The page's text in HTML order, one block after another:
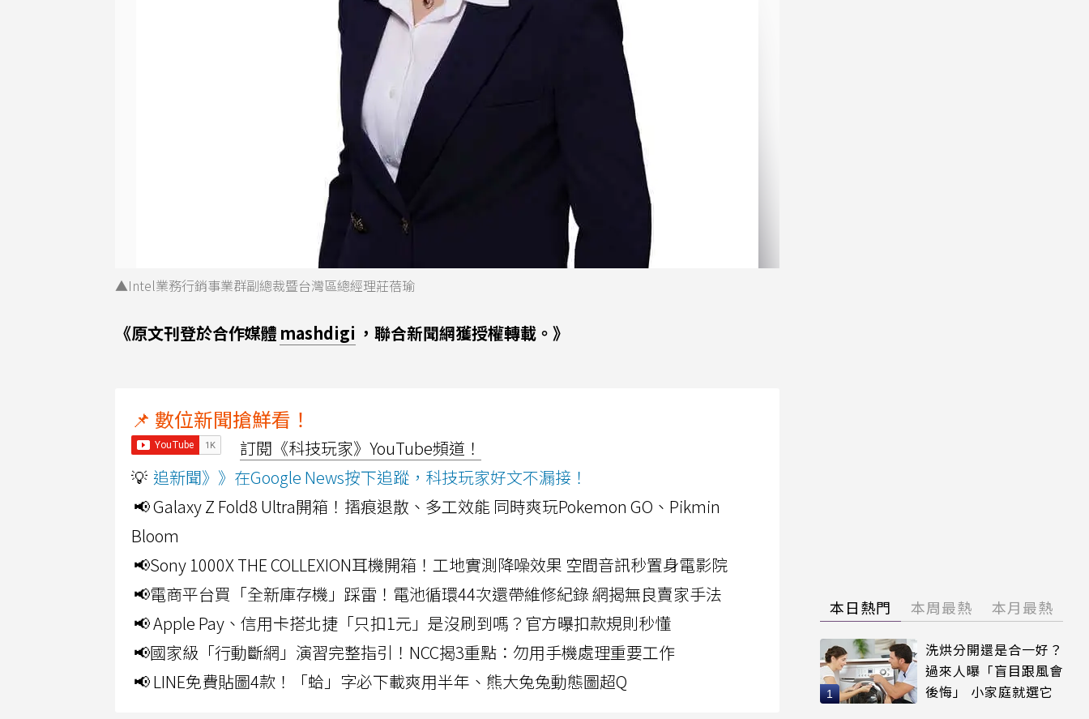
▲Intel業務行銷事業群副總裁暨台灣區總經理莊蓓瑜
《原文刊登於合作媒體 mashdigi ，聯合新聞網獲授權轉載。》
📌 數位新聞搶鮮看！
訂閱《科技玩家》YouTube頻道！
💡 追新聞》》在Google News按下追蹤，科技玩家好文不漏接！
📢 Galaxy Z Fold8 Ultra開箱！摺痕退散、多工效能 同時爽玩Pokemon GO、Pikmin
Bloom
📢Sony 1000X THE COLLEXION耳機開箱！工地實測降噪效果 空間音訊秒置身電影院
📢電商平台買「全新庫存機」踩雷！電池循環44次還帶維修紀錄 網揭無良賣家手法
📢 Apple Pay、信用卡搭北捷「只扣1元」是沒刷到嗎？官方曝扣款規則秒懂
📢國家級「行動斷網」演習完整指引！NCC揭3重點：勿用手機處理重要工作
📢 LINE免費貼圖4款！「蛤」字必下載爽用半年、熊大兔兔動態圖超Q
本日熱門 本周最熱 本月最熱
洗烘分開還是合一好？
過來人曝「盲目跟風會
後悔」 小家庭就選它